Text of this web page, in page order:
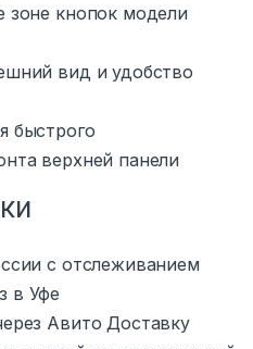
зоне кнопок модели
вид и удобство
быстрого
верхней панели
с отслеживанием
в Уфе
Авито Доставку